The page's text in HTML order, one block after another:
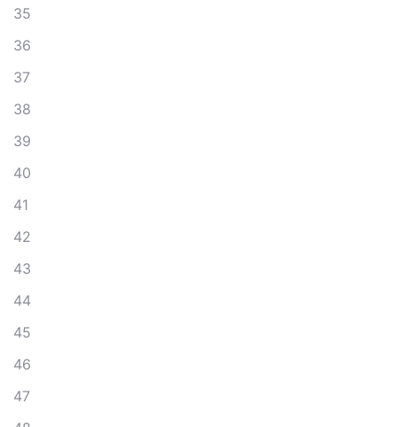
35
36
37
38
39
40
41
42
43
44
45
46
47